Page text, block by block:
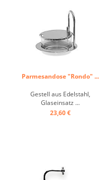
Parmesandose "Rondo" ...
Gestell aus Edelstahl,
Glaseinsatz ...
23,60 €